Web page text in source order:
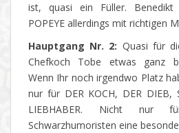
ist, quasi ein Füller.
POPEYE allerdings mit richtigen
Hauptgang Nr. 2: Quasi für
Chefkoch Tobe etwas ganz
Wenn Ihr noch irgendwo Platz
nur für DER KOCH, DER DIEB,
LIEBHABER. Nicht nur
Schwarzhumoristen eine